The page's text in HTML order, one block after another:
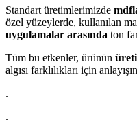
Standart üretimlerimizde
özel yüzeylerde, kullanılan
uygulamalar arasında ton
Tüm bu etkenler, ürünün
algısı farklılıkları için
.
.